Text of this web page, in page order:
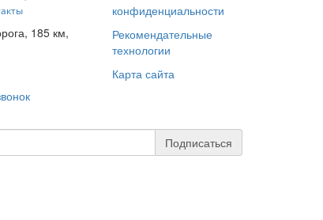
185 км,
конфиденциальности
Рекомендательные
технологии
Карта сайта
Подписаться